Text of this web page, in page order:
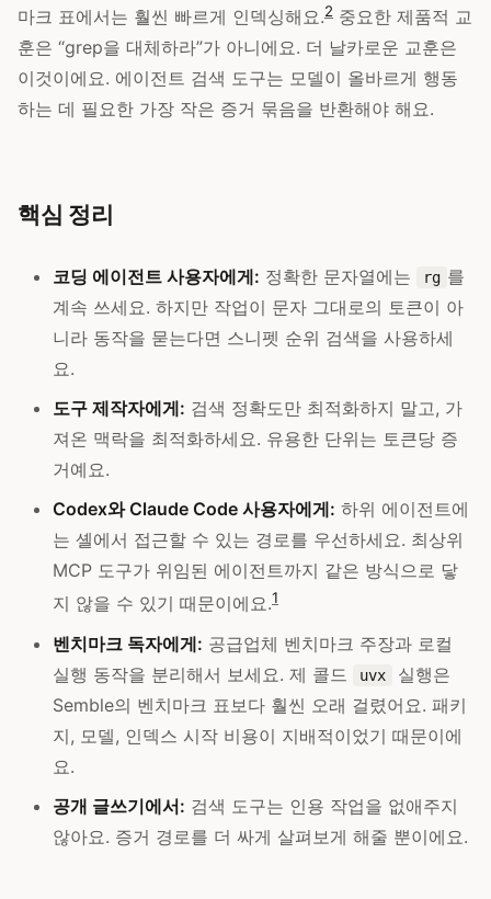
마크 표에서는 훨씬 빠르게 인덱싱해요.2 중요한 제품적 교
훈은 “grep을 대체하라”가 아니에요. 더 날카로운 교훈은
이것이에요. 에이전트 검색 도구는 모델이 올바르게 행동
하는 데 필요한 가장 작은 증거 묶음을 반환해야 해요.
핵심 정리
코딩 에이전트 사용자에게: 정확한 문자열에는 rg 를
계속 쓰세요. 하지만 작업이 문자 그대로의 토큰이 아
니라 동작을 묻는다면 스니펫 순위 검색을 사용하세
요.
도구 제작자에게: 검색 정확도만 최적화하지 말고, 가
져온 맥락을 최적화하세요. 유용한 단위는 토큰당 증
거예요.
Codex와 Claude Code 사용자에게: 하위 에이전트에
는 셸에서 접근할 수 있는 경로를 우선하세요. 최상위
MCP 도구가 위임된 에이전트까지 같은 방식으로 닿
지 않을 수 있기 때문이에요.1
벤치마크 독자에게: 공급업체 벤치마크 주장과 로컬
실행 동작을 분리해서 보세요. 제 콜드
uvx
실행은
Semble의 벤치마크 표보다 훨씬 오래 걸렸어요. 패키
지, 모델, 인덱스 시작 비용이 지배적이었기 때문이에
요.
공개 글쓰기에서: 검색 도구는 인용 작업을 없애주지
않아요. 증거 경로를 더 싸게 살펴보게 해줄 뿐이에요.